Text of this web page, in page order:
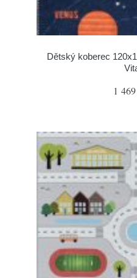
Dětský koberec
1